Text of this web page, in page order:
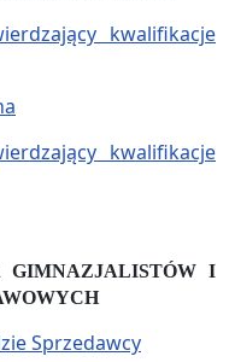
kwalifikacje
kwalifikacje
GIMNAZJALISTÓW I
Sprzedawcy